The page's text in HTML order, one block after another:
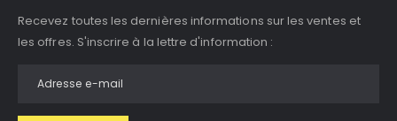
Recevez toutes les dernières informations sur les ventes et
les offres. S'inscrire à la lettre d'information :